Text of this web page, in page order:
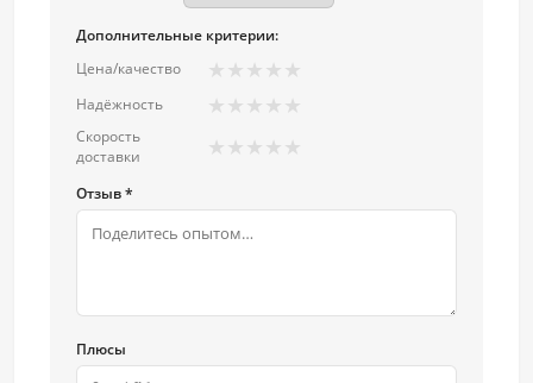
Дополнительные критерии:
Цена/качество
★ ★ ★ ★ ★
Надёжность ★ ★ ★ ★ ★
Скорость
доставки
★ ★ ★ ★ ★
Отзыв *
Плюсы